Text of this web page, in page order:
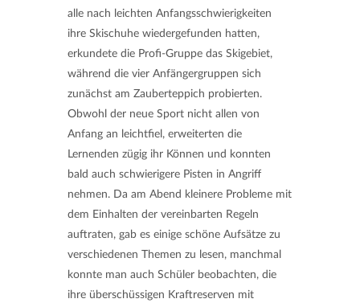
alle nach leichten Anfangsschwierigkeiten
ihre Skischuhe wiedergefunden hatten,
erkundete die Profi-Gruppe das Skigebiet,
während die vier Anfängergruppen sich
zunächst am Zauberteppich probierten.
Obwohl der neue Sport nicht allen von
Anfang an leichtfiel, erweiterten die
Lernenden zügig ihr Können und konnten
bald auch schwierigere Pisten in Angriff
nehmen. Da am Abend kleinere Probleme mit
dem Einhalten der vereinbarten Regeln
auftraten, gab es einige schöne Aufsätze zu
verschiedenen Themen zu lesen, manchmal
konnte man auch Schüler beobachten, die
ihre überschüssigen Kraftreserven mit